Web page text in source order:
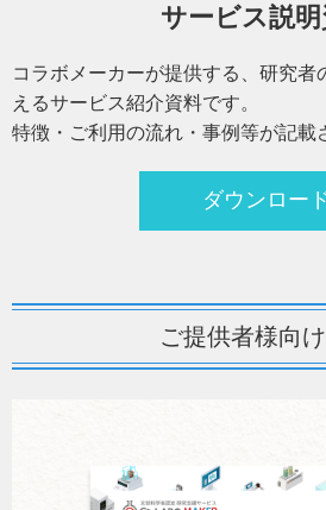
サービス説
コラボメーカーが提供する、研究者
えるサービス紹介資料です。
特徴・ご利用の流れ・事例等が記載
ダウンロー
ご提供者様向